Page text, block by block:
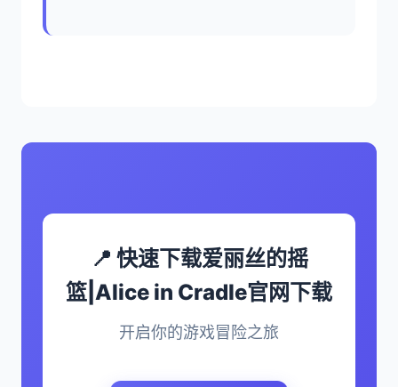
📍 快速下载爱丽丝的摇
篮|Alice in Cradle官网下载
开启你的游戏冒险之旅